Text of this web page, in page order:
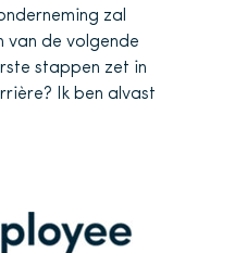
zal
van de volgende
stappen zet in
Ik ben alvast